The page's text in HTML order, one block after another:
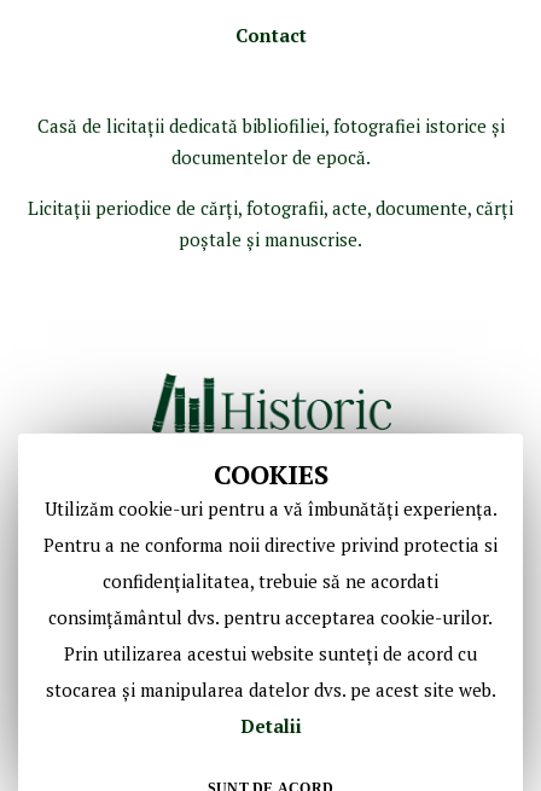
COOKIES
Utilizăm cookie-uri pentru a vă îmbunătăți experiența.
Pentru a ne conforma noii directive privind protectia si
confidențialitatea, trebuie să ne acordati
consimțământul dvs. pentru acceptarea cookie-urilor.
Prin utilizarea acestui website sunteți de acord cu
stocarea și manipularea datelor dvs. pe acest site web.
Detalii
Contact
Casă de licitaţii dedicată bibliofiliei, fotografiei istorice şi
documentelor de epocă.
Licitaţii periodice de cărţi, fotografii, acte, documente, cărţi
poştale şi manuscrise.
Copyright © Casa de Licitaţii Historic SRL
Social Media Historic